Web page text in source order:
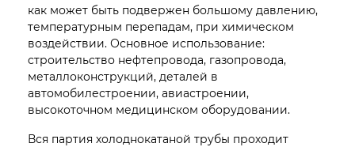
как может быть подвержен большому давлению,
температурным перепадам, при химическом
воздействии. Основное использование:
строительство нефтепровода, газопровода,
металлоконструкций, деталей в
автомобилестроении, авиастроении,
высокоточном медицинском оборудовании.
Вся партия холоднокатаной трубы проходит